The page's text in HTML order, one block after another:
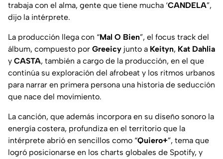
trabaja con el alma, gente que tiene mucha ‘CANDELA”,
dijo la intérprete.
La producción llega con “Mal O Bien”, el focus track del
álbum, compuesto por Greeicy junto a Keityn, Kat Dahlia
y CASTA, también a cargo de la producción, en el que
continúa su exploración del afrobeat y los ritmos urbanos
para narrar en primera persona una historia de seducción
que nace del movimiento.
La canción, que además incorpora en su diseño sonoro la
energía costera, profundiza en el territorio que la
intérprete abrió en sencillos como “Quiero+”, tema que
logró posicionarse en los charts globales de Spotify, y